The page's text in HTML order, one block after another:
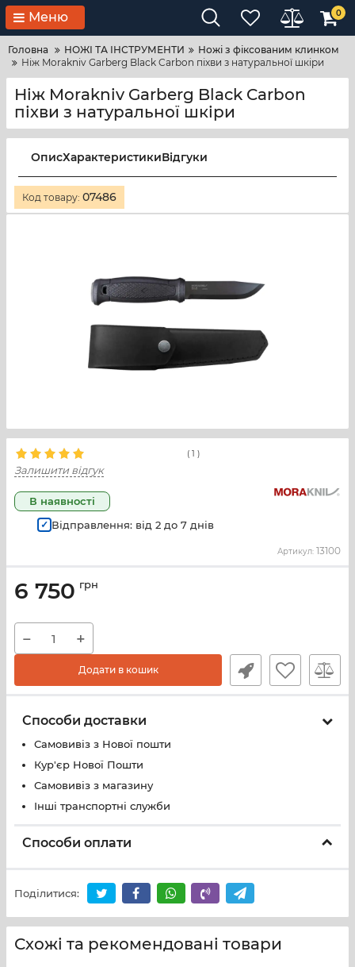
Меню 0
Головна НОЖІ ТА ІНСТРУМЕНТИ
Ножі з фіксованим клинком
Ніж Morakniv Garberg Black Carbon піхви з натуральної шкіри
Ніж Morakniv Garberg Black Carbon
піхви з натуральної шкіри
ОписХарактеристикиВідгуки
Код товару: 07486
( 1 )
Залишити відгук
В наявності
Відправлення: від 2 до 7 днів
Артикул: 13100
6 750 грн
− +
Додати в кошик
Способи доставки
Самовивіз з Нової пошти
Кур'єр Нової Пошти
Самовивіз з магазину
Інші транспортні служби
Способи оплати
Поділитися:
Схожі та рекомендовані товари